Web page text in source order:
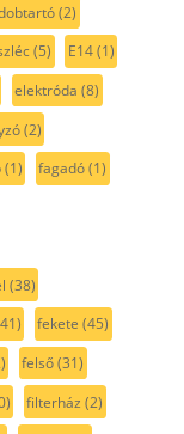
(2)
(5) E14(1)
elektróda (8)
(2)
(1) fagadó(1)
(38)
fekete (45)
felső(31)
filterház (2)